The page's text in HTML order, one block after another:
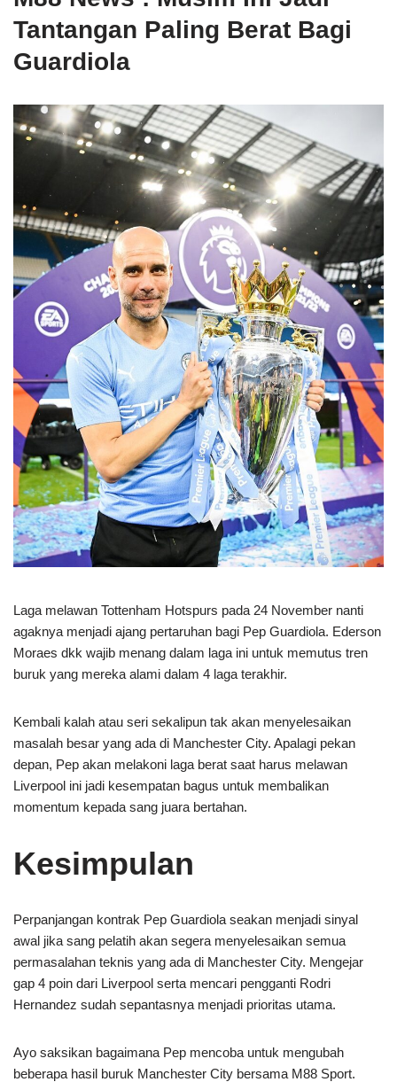
Tantangan Paling Berat Bagi
Guardiola
Laga melawan Tottenham Hotspurs pada 24 November nanti
agaknya menjadi ajang pertaruhan bagi Pep Guardiola. Ederson
Moraes dkk wajib menang dalam laga ini untuk memutus tren
buruk yang mereka alami dalam 4 laga terakhir.
Kembali kalah atau seri sekalipun tak akan menyelesaikan
masalah besar yang ada di Manchester City. Apalagi pekan
depan, Pep akan melakoni laga berat saat harus melawan
Liverpool ini jadi kesempatan bagus untuk membalikan
momentum kepada sang juara bertahan.
Kesimpulan
Perpanjangan kontrak Pep Guardiola seakan menjadi sinyal
awal jika sang pelatih akan segera menyelesaikan semua
permasalahan teknis yang ada di Manchester City. Mengejar
gap 4 poin dari Liverpool serta mencari pengganti Rodri
Hernandez sudah sepantasnya menjadi prioritas utama.
Ayo saksikan bagaimana Pep mencoba untuk mengubah
beberapa hasil buruk Manchester City bersama M88 Sport.